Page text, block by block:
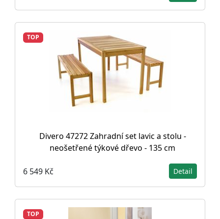
TOP
Divero 47272 Zahradní set lavic a stolu -
neošetřené týkové dřevo - 135 cm
6 549 Kč Detail
TOP